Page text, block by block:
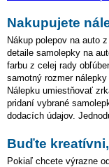
Nakupujete
Nákup polepov na auto
detaile samolepky na
farbu z celej rady
samotný rozmer
Nálepku umiestňovať
pridaní vybrané
dodacích údajov.
Buďte
Pokiaľ chcete výrazne